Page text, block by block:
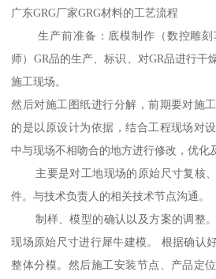
广东GRG厂家GRG材料的工艺流程
生产前准备：底模制作（数控雕刻
师）GR品的生产、标识、对GR品进行干
施工现场。
然后对施工图纸进行分解，前期要对施
的是以原设计为依据，结合工程现场对
中与现场不相吻合的地方进行修改，优化
主要是对工地现场的原始尺寸复核、
件。与技术负责人的相关技术节点沟通。
制样、模型的确认以及方案的调整。
现场原始尺寸进行犀牛建模。 根据确认
整体分模。然后施工安装节点、产品定